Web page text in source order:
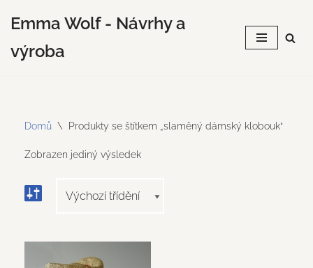
na
Emma Wolf - Návrhy a
výroba
Domů \ Produkty se štítkem „slaměný dámský klobouk“
Zobrazen jediný výsledek